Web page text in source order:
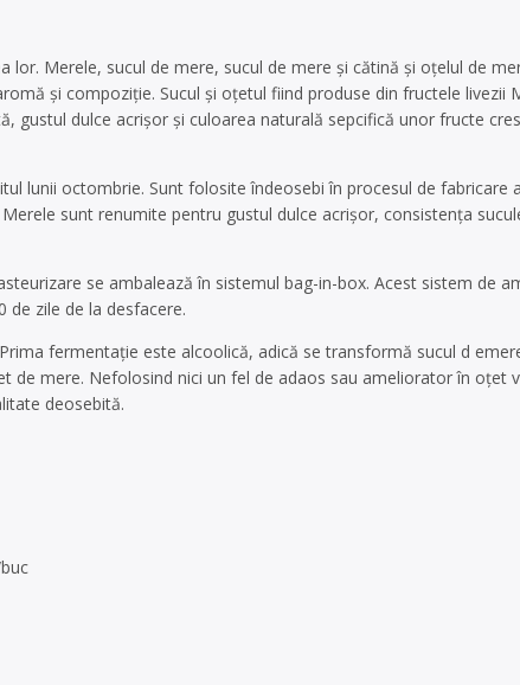
Merele, sucul de mere, sucul de mere și cătină și oțelul de
și compoziție. Sucul și oțetul fiind produse din fructele livezii
gustul dulce acrișor și culoarea naturală sepcifică unor fructe
lunii octombrie. Sunt folosite îndeosebi în procesul de fabricare
sunt renumite pentru gustul dulce acrișor, consistența
se ambalează în sistemul bag-in-box. Acest sistem de
de zile de la desfacere.
fermentație este alcoolică, adică se transformă sucul d
de mere. Nefolosind nici un fel de adaos sau ameliorator în oțet
deosebită.